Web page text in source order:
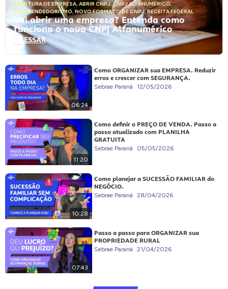
ABERTURA DE EMPRESA, ABRIR CNPJ,CNPJ ALFANUMÉRICO,
EMPREENDEDORISMO, NOVO FORMATO DE CNPJ,RECEITA FEDERAL
Vai abrir uma empresa? Entenda como
funciona o novo CNPJ Alfanumérico
ACESSAR
06:24
Como ORGANIZAR sua EMPRESA. Reduzir
erros e crescer com SEGURANÇA.
Sebrae Paraná 12/05/2026
11:20
Como definir o PREÇO DE VENDA. Passo a
passo atualizado com PLANILHA
GRATUITA
Sebrae Paraná 05/05/2026
10:28
Como planejar a SUCESSÃO FAMILIAR do
NEGÓCIO.
Sebrae Paraná 28/04/2026
07:43
Passo a passo para ORGANIZAR sua
PROPRIEDADE RURAL
Sebrae Paraná 21/04/2026